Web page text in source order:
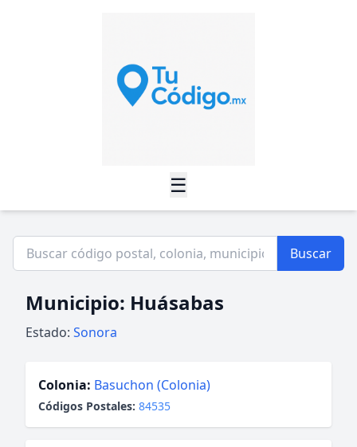
☰
Buscar
Municipio: Huásabas
Estado: Sonora
Colonia: Basuchon (Colonia)
Códigos Postales: 84535